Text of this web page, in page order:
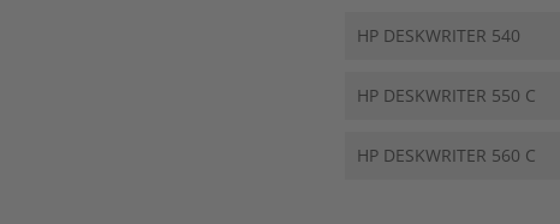
HP DESKWRITER 540
HP DESKWRITER 550 C
HP DESKWRITER 560 C